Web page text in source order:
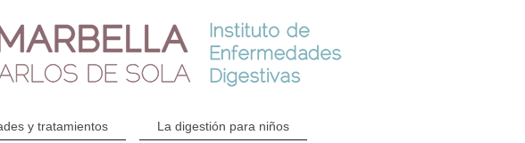
y tratamientos La digestión para niños